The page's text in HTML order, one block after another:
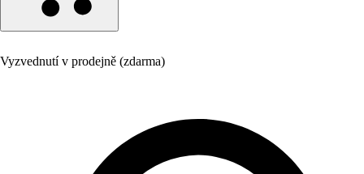
Vyzvednutí v prodejně (zdarma)